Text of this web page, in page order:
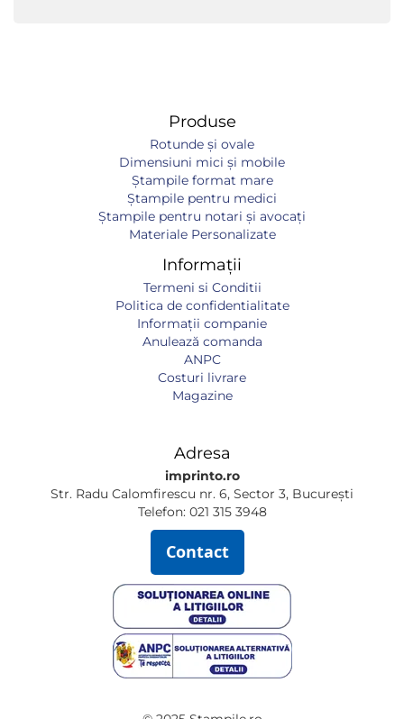
Produse
Rotunde și ovale
Dimensiuni mici și mobile
Ștampile format mare
Ștampile pentru medici
Ștampile pentru notari și avocați
Materiale Personalizate
Informații
Termeni si Conditii
Politica de confidentialitate
Informaţii companie
Anulează comanda
ANPC
Costuri livrare
Magazine
Adresa
imprinto.ro
Str. Radu Calomfirescu nr. 6, Sector 3, București
Telefon: 021 315 3948
Contact